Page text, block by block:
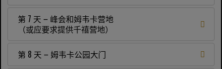
第 7 天 – 峰会和姆韦卡营地
（或应要求提供千禧营地）
第 8 天 – 姆韦卡公园大门